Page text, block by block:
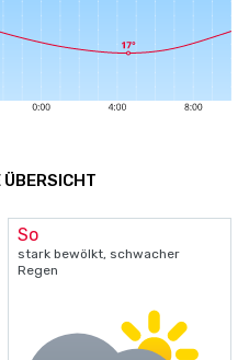
So
stark bewölkt, schwacher
Regen